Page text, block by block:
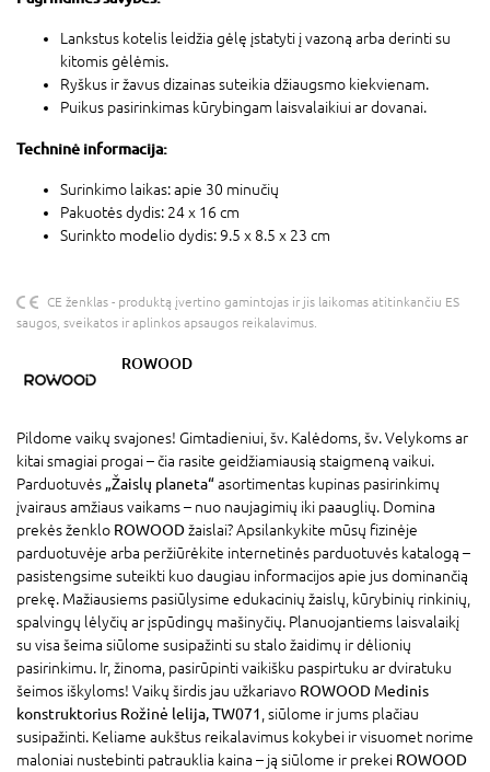
Lankstus kotelis leidžia gėlę įstatyti į vazoną arba derinti su
kitomis gėlėmis.
Ryškus ir žavus dizainas suteikia džiaugsmo kiekvienam.
Puikus pasirinkimas kūrybingam laisvalaikiui ar dovanai.
Techninė informacija:
Surinkimo laikas: apie 30 minučių
Pakuotės dydis: 24 x 16 cm
Surinkto modelio dydis: 9.5 x 8.5 x 23 cm
CE ženklas - produktą įvertino gamintojas ir jis laikomas atitinkančiu ES
saugos, sveikatos ir aplinkos apsaugos reikalavimus.
ROWOOD
Pildome vaikų svajones! Gimtadieniui, šv. Kalėdoms, šv. Velykoms ar
kitai smagiai progai – čia rasite geidžiamiausią staigmeną vaikui.
Parduotuvės „Žaislų planeta“asortimentas kupinas pasirinkimų
įvairaus amžiaus vaikams – nuo naujagimių iki paauglių. Domina
prekės ženklo ROWOODžaislai? Apsilankykite mūsų fizinėje
parduotuvėje arba peržiūrėkite internetinės parduotuvės katalogą –
pasistengsime suteikti kuo daugiau informacijos apie jus dominančią
prekę. Mažiausiems pasiūlysime edukacinių žaislų, kūrybinių rinkinių,
spalvingų lėlyčių ar įspūdingų mašinyčių. Planuojantiems laisvalaikį
su visa šeima siūlome susipažinti su stalo žaidimų ir dėlionių
pasirinkimu. Ir, žinoma, pasirūpinti vaikišku paspirtuku ar dviratuku
šeimos iškyloms! Vaikų širdis jau užkariavo ROWOOD Medinis
konstruktorius Rožinė lelija, TW071 , siūlome ir jums plačiau
susipažinti. Keliame aukštus reikalavimus kokybei ir visuomet norime
maloniai nustebinti patrauklia kaina – ją siūlome ir prekei ROWOOD